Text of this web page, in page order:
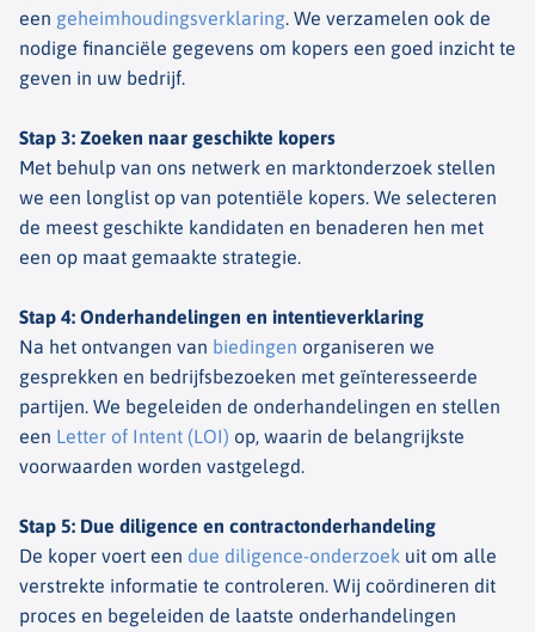
een geheimhoudingsverklaring. We verzamelen ook de
nodige financiële gegevens om kopers een goed inzicht te
geven in uw bedrijf.
Stap 3: Zoeken naar geschikte kopers
Met behulp van ons netwerk en marktonderzoek stellen
we een longlist op van potentiële kopers. We selecteren
de meest geschikte kandidaten en benaderen hen met
een op maat gemaakte strategie.
Stap 4: Onderhandelingen en intentieverklaring
Na het ontvangen van biedingen organiseren we
gesprekken en bedrijfsbezoeken met geïnteresseerde
partijen. We begeleiden de onderhandelingen en stellen
een Letter of Intent (LOI) op, waarin de belangrijkste
voorwaarden worden vastgelegd.
Stap 5: Due diligence en contractonderhandeling
De koper voert een due diligence-onderzoek uit om alle
verstrekte informatie te controleren. Wij coördineren dit
proces en begeleiden de laatste onderhandelingen